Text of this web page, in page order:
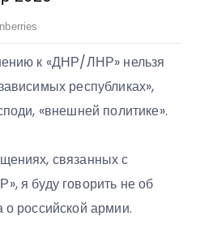
к «ДНР/ЛНР» нельзя
республиках»,
«внешней политике».
связанных с
я буду говорить не об
о российской армии.